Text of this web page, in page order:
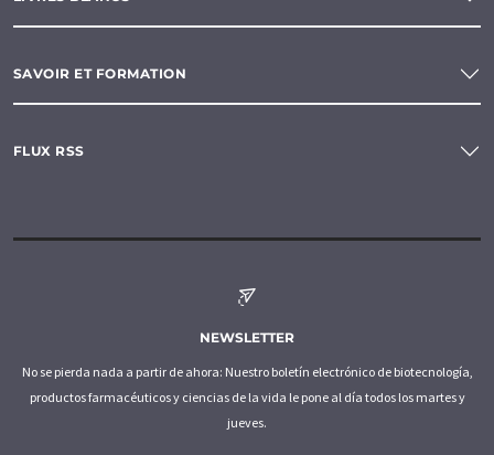
SAVOIR ET FORMATION
FLUX RSS
NEWSLETTER
No se pierda nada a partir de ahora: Nuestro boletín electrónico de biotecnología,
productos farmacéuticos y ciencias de la vida le pone al día todos los martes y
jueves.